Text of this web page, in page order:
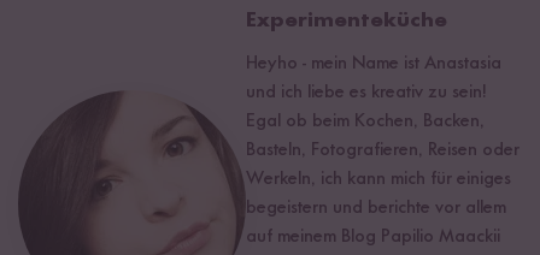
Experimenteküche
Heyho - mein Name ist Anastasia
und ich liebe es kreativ zu sein!
Egal ob beim Kochen, Backen,
Basteln, Fotografieren, Reisen oder
Werkeln, ich kann mich für einiges
begeistern und berichte vor allem
auf meinem Blog Papilio Maackii